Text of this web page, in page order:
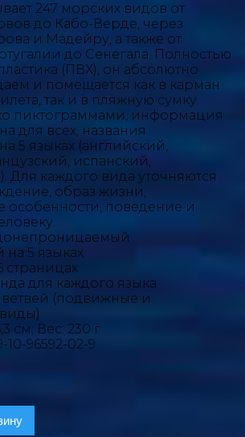
247 морских видов от
до Кабо-Верде, через
и Мадейру, а также от
до Сенегала. Полностью
(ПВХ), он абсолютно
и помещается как в карман
так и в пляжную сумку.
пиктограммами, информация
для всех, названия
5 языках (английский,
испанский,
Для каждого вида уточняются
образ жизни,
особенности, поведение и
5 языках
страницах
для каждого языка
ветвей (подвижные и
см; Вес: 230 г
96592-02-9